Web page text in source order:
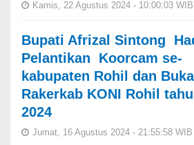
Kamis, 22 Agustus 2024 - 10:00:03 WIB
Bupati Afrizal Sintong
Pelantikan Koorcam se-
kabupaten Rohil dan Buka
Rakerkab KONI Rohil
2024
Jumat, 16 Agustus 2024 - 21:55:58 WIB